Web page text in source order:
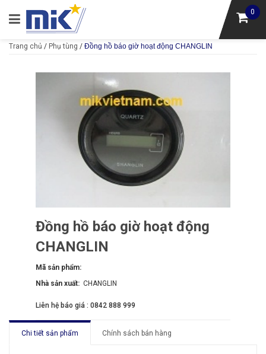
0
Trang chủ / Phụ tùng / Đồng hồ báo giờ hoạt động CHANGLIN
Đồng hồ báo giờ hoạt động
CHANGLIN
Mã sản phẩm:
Nhà sản xuất: CHANGLIN
Liên hệ báo giá : 0842 888 999
Chi tiết sản phẩm Chính sách bán hàng